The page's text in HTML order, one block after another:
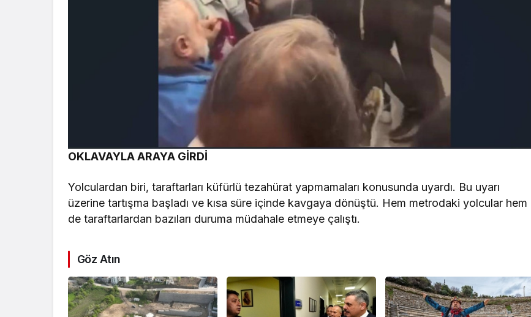
OKLAVAYLA ARAYA GİRDİ
Yolculardan biri, taraftarları küfürlü tezahürat yapmamaları konusunda uyardı. Bu uyarı
üzerine tartışma başladı ve kısa süre içinde kavgaya dönüştü. Hem metrodaki yolcular hem
de taraftarlardan bazıları duruma müdahale etmeye çalıştı.
Göz Atın